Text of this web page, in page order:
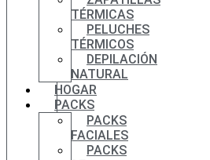
TÉRMICAS
PELUCHES
TÉRMICOS
DEPILACIÓN
NATURAL
HOGAR
PACKS
PACKS
FACIALES
PACKS